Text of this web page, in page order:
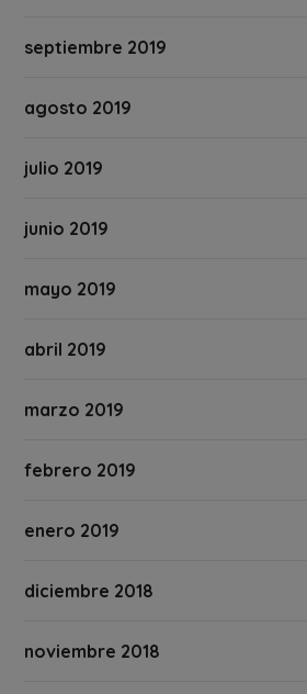
septiembre 2019
agosto 2019
julio 2019
junio 2019
mayo 2019
abril 2019
marzo 2019
febrero 2019
enero 2019
diciembre 2018
noviembre 2018